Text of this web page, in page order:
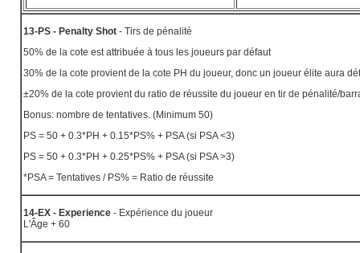
13-PS - Penalty Shot - Tirs de pénalité
50% de la cote est attribuée à tous les joueurs par défaut
30% de la cote provient de la cote PH du joueur, donc un joueur élite aura
±20% de la cote provient du ratio de réussite du joueur en tir de pénalité/
Bonus: nombre de tentatives. (Minimum 50)
PS = 50 + 0.3*PH + 0.15*PS% + PSA (si PSA <3)
PS = 50 + 0.3*PH + 0.25*PS% + PSA (si PSA >3)
*PSA = Tentatives / PS% = Ratio de réussite
14-EX - Experience - Expérience du joueur
L'Âge + 60